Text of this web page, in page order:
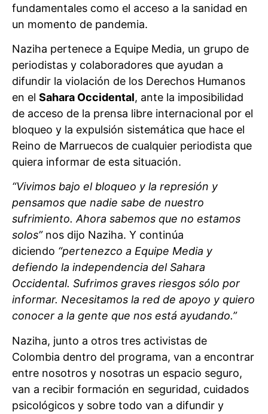
fundamentales como el acceso a la sanidad en
un momento de pandemia.
Naziha pertenece a Equipe Media, un grupo de
periodistas y colaboradores que ayudan a
difundir la violación de los Derechos Humanos
en el Sahara Occidental, ante la imposibilidad
de acceso de la prensa libre internacional por el
bloqueo y la expulsión sistemática que hace el
Reino de Marruecos de cualquier periodista que
quiera informar de esta situación.
“Vivimos bajo el bloqueo y la represión y
pensamos que nadie sabe de nuestro
sufrimiento. Ahora sabemos que no estamos
solos”nos dijo Naziha. Y continúa
diciendo “pertenezco a Equipe Media y
defiendo la independencia del Sahara
Occidental. Sufrimos graves riesgos sólo por
informar. Necesitamos la red de apoyo y quiero
conocer a la gente que nos está ayudando.”
Naziha, junto a otros tres activistas de
Colombia dentro del programa, van a encontrar
entre nosotros y nosotras un espacio seguro,
van a recibir formación en seguridad, cuidados
psicológicos y sobre todo van a difundir y